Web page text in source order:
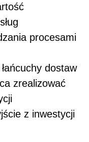
procesami
dostaw
zrealizować
z inwestycji